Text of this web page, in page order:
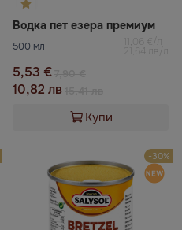
Водка пет езера премиум
500 мл 11,06 €/л
21,64 лв/л
5,53 €
10,82 лв
Купи
-30%